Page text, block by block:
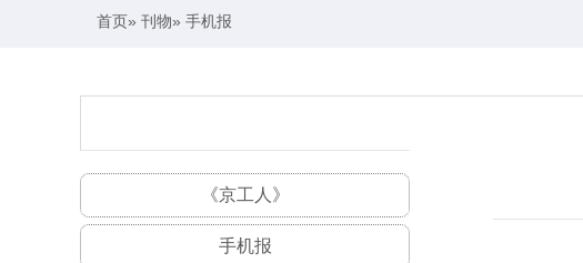
首页» 刊物» 手机报
《京工人》
手机报